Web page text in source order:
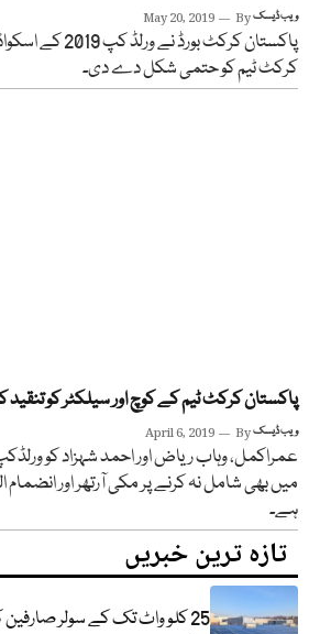
May 20, 2019 Byویب ڈیسک
کرکٹ ٹیم کو حتمی شکل دے دی۔
پاکستان کرکٹ ٹیم کے کوچ اور سیلکٹر کو تنقید
April 6, 2019 Byویب ڈیسک
عمراکمل، وہاب ریاض اور احمد شہزاد کو
میں بھی شامل نہ کرنے پر مکی آرتھر اور انضمام
ہے۔
تازہ ترین خبریں
25 کلو واٹ تک کے سولر صارفین